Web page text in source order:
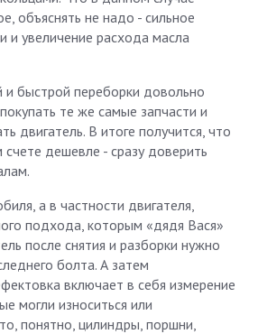
объяснять не надо - сильное
и увеличение расхода масла
и быстрой переборки довольно
те же самые запчасти и
двигатель. В итоге получится, что
дешевле - сразу доверить
а в частности двигателя,
подхода, которым «дядя Вася»
после снятия и разборки нужно
болта. А затем
включает в себя измерение
могли износиться или
понятно, цилиндры, поршни,